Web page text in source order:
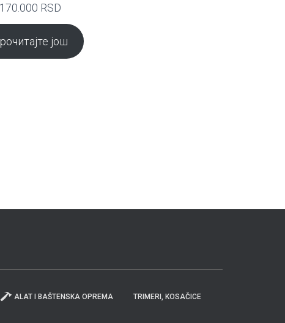
170.000 RSD
још
ALAT I BAŠTENSKA OPREMA TRIMERI, KOSAČICE